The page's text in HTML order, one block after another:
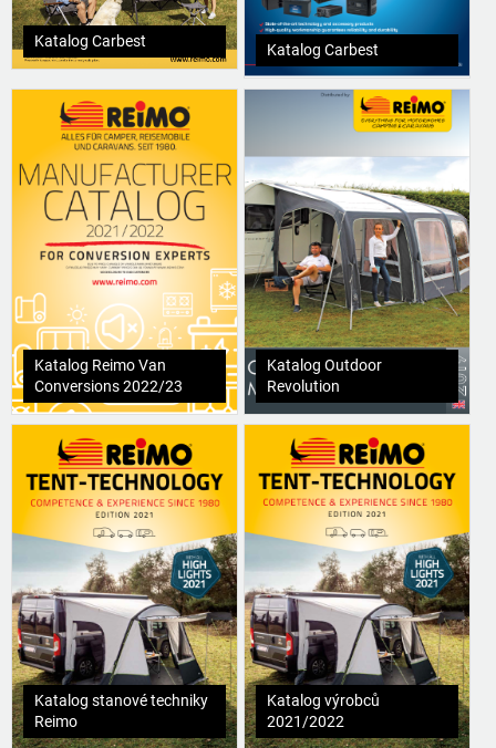
Katalog Carbest
Katalog Carbest
Katalog Reimo Van
Conversions 2022/23
Katalog Outdoor
Revolution
Katalog stanové techniky
Reimo
Katalog výrobců
2021/2022